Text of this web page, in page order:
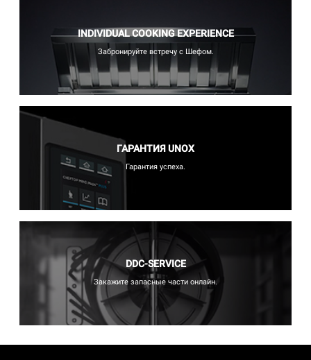
INDIVIDUAL COOKING EXPERIENCE
Забронируйте встречу с Шефом.
ГАРАНТИЯ UNOX
Гарантия успеха.
DDC-SERVICE
Закажите запасные части онлайн.